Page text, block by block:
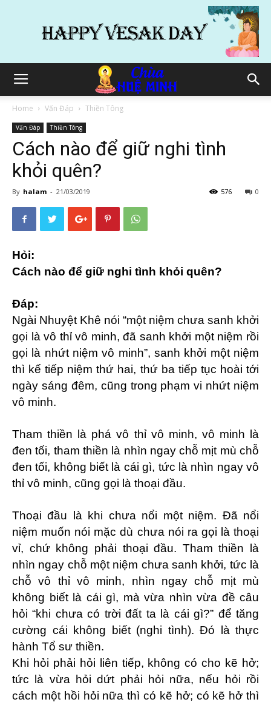
Home Vấn Đáp Thiền Tông
Vấn Đáp Thiền Tông
Cách nào để giữ nghi tình
khỏi quên?
By halam - 21/03/2019 0
576
Hỏi:
Cách nào để giữ nghi tình khỏi quên?
Đáp:
Ngài Nhuyệt Khê nói “một niệm chưa sanh khởi
gọi là vô thỉ vô minh, đã sanh khởi một niệm rồi
gọi là nhứt niệm vô minh”, sanh khởi một niệm
thì kế tiếp niệm thứ hai, thứ ba tiếp tục hoài tới
ngày sáng đêm, cũng trong phạm vi nhứt niệm
vô minh.
Tham thiền là phá vô thỉ vô minh, vô minh là
đen tối, tham thiền là nhìn ngay chỗ mịt mù chỗ
đen tối, không biết là cái gì, tức là nhìn ngay vô
thỉ vô minh, cũng gọi là thoại đầu.
Thoại đầu là khi chưa nổi một niệm. Đã nổi
niệm muốn nói mặc dù chưa nói ra gọi là thoại
vỉ, chứ không phải thoại đầu. Tham thiền là
nhìn ngay chỗ một niệm chưa sanh khởi, tức là
chỗ vô thỉ vô minh, nhìn ngay chỗ mịt mù
không biết là cái gì, mà vừa nhìn vừa đề câu
hỏi “khi chưa có trời đất ta là cái gì?” để tăng
cường cái không biết (nghi tình). Đó là thực
hành Tổ sư thiền.
Khi hỏi phải hỏi liên tiếp, không có cho kẽ hở;
tức là vừa hỏi dứt phải hỏi nữa, nếu hỏi rồi
cách một hồi hỏi nữa thì có kẽ hở; có kẽ hở thì